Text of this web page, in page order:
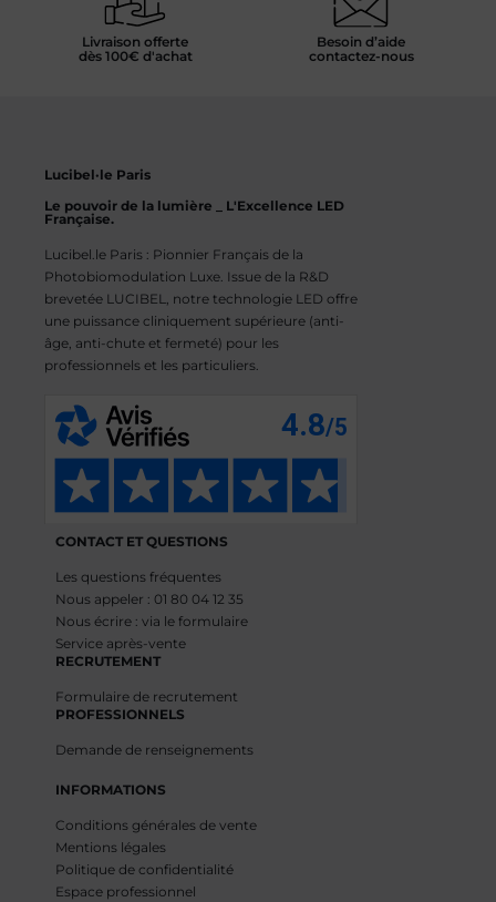
Livraison offerte
dès 100€ d'achat
Besoin d’aide
contactez-nous
Lucibel·le Paris
Le pouvoir de la lumière _ L'Excellence LED
Française.
Lucibel.le Paris : Pionnier Français de la
Photobiomodulation Luxe. Issue de la R&D
brevetée LUCIBEL, notre technologie LED offre
une puissance cliniquement supérieure (anti-
âge, anti-chute et fermeté) pour les
professionnels et les particuliers.
CONTACT ET QUESTIONS
Les questions fréquentes
Nous appeler : 01 80 04 12 35
Nous écrire : via le formulaire
Service après-vente
RECRUTEMENT
Formulaire de recrutement
PROFESSIONNELS
Demande de renseignements
INFORMATIONS
Conditions générales de vente
Mentions légales
Politique de confidentialité
Espace professionnel